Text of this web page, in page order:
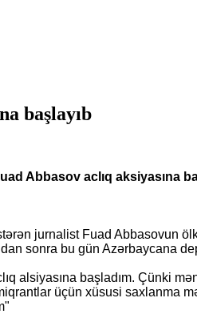
başlayıb
Abbasov aclıq aksiyasına
jurnalist Fuad Abbasovun
sonra bu gün Azərbaycana
alsiyasına başladım. Çünki
üçün xüsusi saxlanma